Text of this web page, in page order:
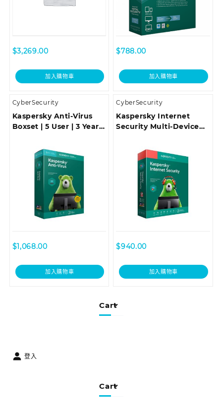
Cart
$3,269.00
加入購物車
$788.00
加入購物車
CyberSecurity
Kaspersky Anti-Virus
Boxset | 5 User | 3 Years
$1,068.00
加入購物車
CyberSecurity
Kaspersky Internet
Security Multi-Device
(SOFBOXKISMD3U3Y)
$940.00
加入購物車
登入
Cart